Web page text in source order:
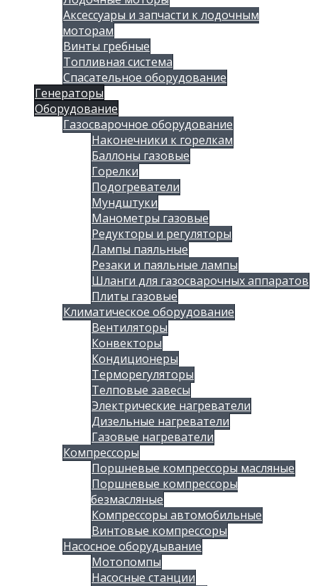
Аксессуары и запчасти к лодочным
моторам
Винты гребные
Топливная система
Спасательное оборудование
Генераторы
Оборудование
Газосварочное оборудование
Наконечники к горелкам
Баллоны газовые
Горелки
Подогреватели
Мундштуки
Манометры газовые
Редукторы и регуляторы
Лампы паяльные
Резаки и паяльные лампы
Шланги для газосварочных аппаратов
Плиты газовые
Климатическое оборудование
Вентиляторы
Конвекторы
Кондиционеры
Терморегуляторы
Телповые завесы
Электрические нагреватели
Дизельные нагреватели
Газовые нагреватели
Компрессоры
Поршневые компрессоры масляные
Поршневые компрессоры
безмасляные
Компрессоры автомобильные
Винтовые компрессоры
Насосное оборудывание
Мотопомпы
Насосные станции